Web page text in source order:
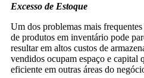
Excesso de Estoque
Um dos problemas mais
de produtos em inventário pode
resultar em altos custos de
vendidos ocupam espaço e capital
eficiente em outras áreas do